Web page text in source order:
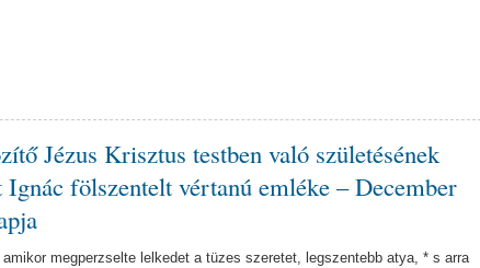
Jézus Krisztus testben való születésének
fölszentelt vértanú emléke – December
megperzselte lelkedet a tüzes szeretet, legszentebb atya, * s arra